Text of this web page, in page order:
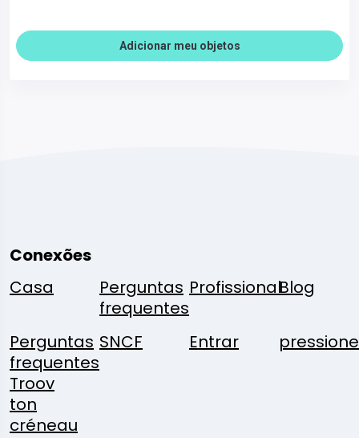
Adicionar meu objetos
Conexões
Casa
Perguntas
frequentes
ProfissionalBlog
Perguntas
frequentes
Troov
ton
créneau
SNCF Entrar pressione